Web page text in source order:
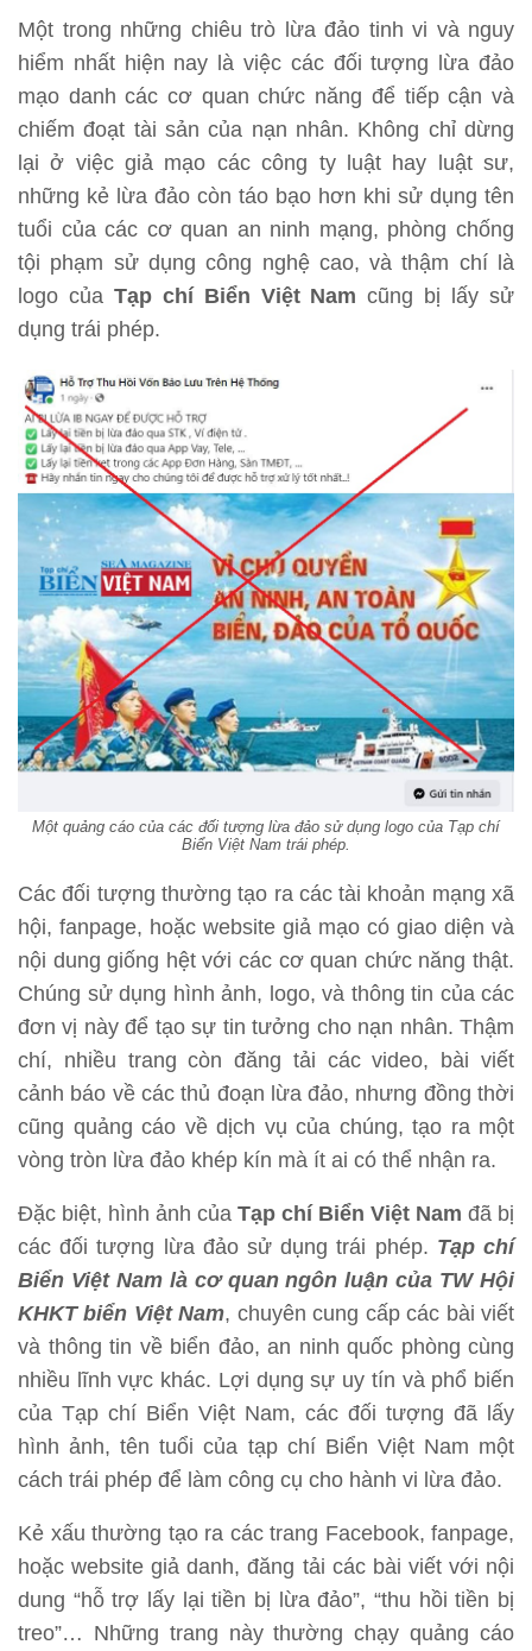
Một trong những chiêu trò lừa đảo tinh vi và nguy
hiểm nhất hiện nay là việc các đối tượng lừa đảo
mạo danh các cơ quan chức năng để tiếp cận và
chiếm đoạt tài sản của nạn nhân. Không chỉ dừng
lại ở việc giả mạo các công ty luật hay luật sư,
những kẻ lừa đảo còn táo bạo hơn khi sử dụng tên
tuổi của các cơ quan an ninh mạng, phòng chống
tội phạm sử dụng công nghệ cao, và thậm chí là
logo của Tạp chí Biển Việt Nam cũng bị lấy sử
dụng trái phép.
Một quảng cáo của các đối tượng lừa đảo sử dụng logo của Tạp chí
Biển Việt Nam trái phép.
Các đối tượng thường tạo ra các tài khoản mạng xã
hội, fanpage, hoặc website giả mạo có giao diện và
nội dung giống hệt với các cơ quan chức năng thật.
Chúng sử dụng hình ảnh, logo, và thông tin của các
đơn vị này để tạo sự tin tưởng cho nạn nhân. Thậm
chí, nhiều trang còn đăng tải các video, bài viết
cảnh báo về các thủ đoạn lừa đảo, nhưng đồng thời
cũng quảng cáo về dịch vụ của chúng, tạo ra một
vòng tròn lừa đảo khép kín mà ít ai có thể nhận ra.
Đặc biệt, hình ảnh của Tạp chí Biển Việt Nam đã bị
các đối tượng lừa đảo sử dụng trái phép. Tạp chí
Biển Việt Nam là cơ quan ngôn luận của TW Hội
KHKT biển Việt Nam, chuyên cung cấp các bài viết
và thông tin về biển đảo, an ninh quốc phòng cùng
nhiều lĩnh vực khác. Lợi dụng sự uy tín và phổ biến
của Tạp chí Biển Việt Nam, các đối tượng đã lấy
hình ảnh, tên tuổi của tạp chí Biển Việt Nam một
cách trái phép để làm công cụ cho hành vi lừa đảo.
Kẻ xấu thường tạo ra các trang Facebook, fanpage,
hoặc website giả danh, đăng tải các bài viết với nội
dung “hỗ trợ lấy lại tiền bị lừa đảo”, “thu hồi tiền bị
treo”… Những trang này thường chạy quảng cáo